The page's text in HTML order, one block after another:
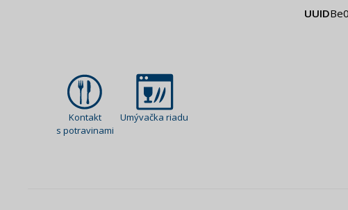
UUID
Kontakt
s potravinami
Umývačka riadu